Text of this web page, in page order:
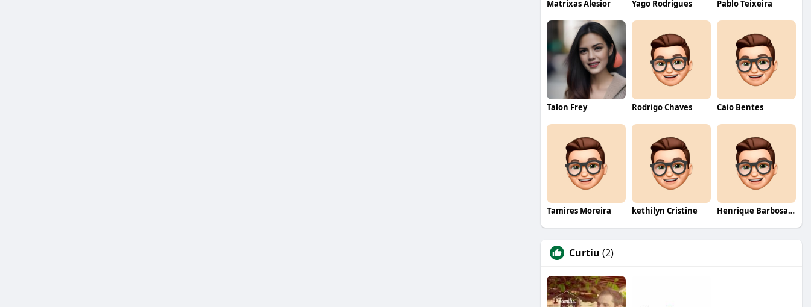
Matrixas Alesior Yago Rodrigues Pablo Teixeira
Talon Frey Rodrigo Chaves Caio Bentes
Tamires Moreira kethilyn Cristine Henrique Barbosa Yokobataki
Curtiu (2)